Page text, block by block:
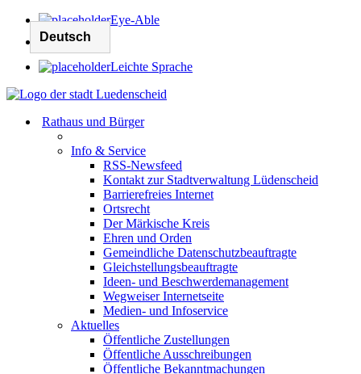
Eye-Able
Leichte Sprache
Rathaus und Bürger
Info & Service
RSS-Newsfeed
Kontakt zur Stadtverwaltung Lüdenscheid
Barrierefreies Internet
Ortsrecht
Der Märkische Kreis
Ehren und Orden
Gemeindliche Datenschutzbeauftragte
Gleichstellungsbeauftragte
Ideen- und Beschwerdemanagement
Wegweiser Internetseite
Medien- und Infoservice
Aktuelles
Öffentliche Zustellungen
Öffentliche Ausschreibungen
Öffentliche Bekanntmachungen